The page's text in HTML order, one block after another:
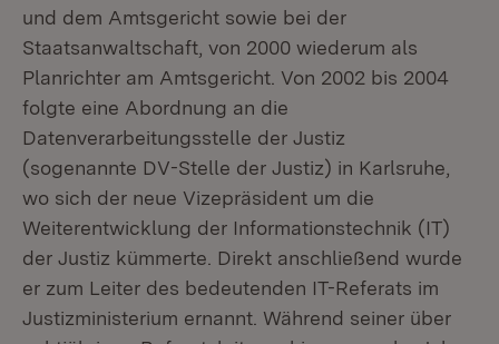
und dem Amtsgericht sowie bei der
Staatsanwaltschaft, von 2000 wiederum als
Planrichter am Amtsgericht. Von 2002 bis 2004
folgte eine Abordnung an die
Datenverarbeitungsstelle der Justiz
(sogenannte DV-Stelle der Justiz) in Karlsruhe,
wo sich der neue Vizepräsident um die
Weiterentwicklung der Informationstechnik (IT)
der Justiz kümmerte. Direkt anschließend wurde
er zum Leiter des bedeutenden IT-Referats im
Justizministerium ernannt. Während seiner über